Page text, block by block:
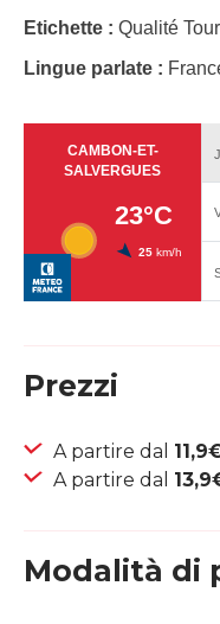
Etichette : Qualité
Lingue parlate :
Prezzi
A partire dal
A partire dal
Modalità di